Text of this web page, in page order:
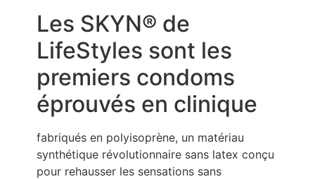
Les SKYN® de
LifeStyles sont les
premiers condoms
éprouvés en clinique
fabriqués en polyisoprène, un matériau
synthétique révolutionnaire sans latex conçu
pour rehausser les sensations sans